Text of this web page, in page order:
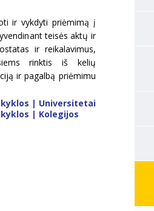
ir vykdyti priėmimą į
teisės aktų ir
ir reikalavimus,
rinktis iš kelių
ir pagalbą priėmimu
| Universitetai
| Kolegijos